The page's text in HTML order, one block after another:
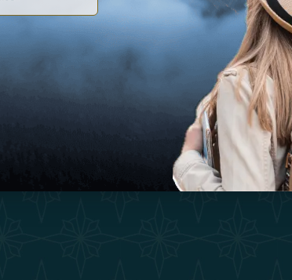
y yoga: los
como un
des
luxe
Esperienza
Términos Y
Conviértase En
Our Team